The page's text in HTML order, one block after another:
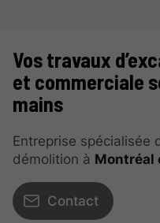
Vos travaux
et commerciale
mains
Entreprise spécialisée
démolition à Montréal
Contact